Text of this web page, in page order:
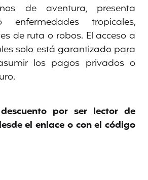
de aventura, presenta
enfermedades tropicales,
de ruta o robos. El acceso a
solo está garantizado para
los pagos privados o
por ser lector de
el enlace o con el código